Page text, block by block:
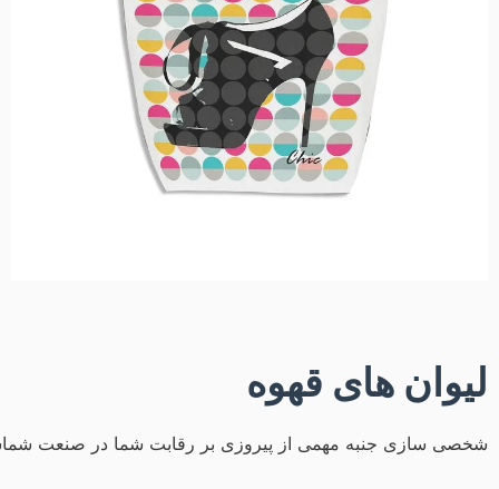
لیوان های قهوه
شخصی سازی جنبه مهمی از پیروزی بر رقابت شما در صنعت